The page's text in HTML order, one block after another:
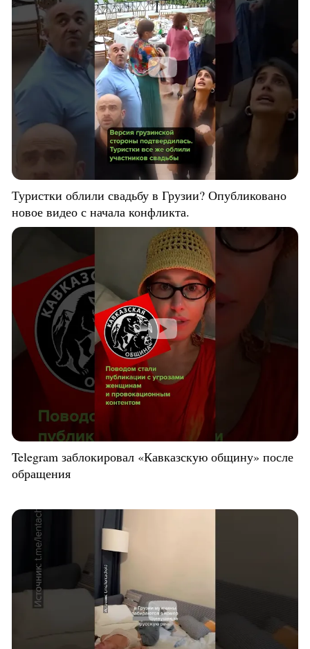
Туристки облили свадьбу в Грузии? Опубликовано
новое видео с начала конфликта.
Telegram заблокировал «Кавказскую общину» после
обращения